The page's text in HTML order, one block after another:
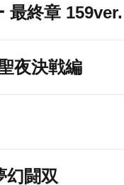
最終章 159ver.
夜決戦編
幻闘双